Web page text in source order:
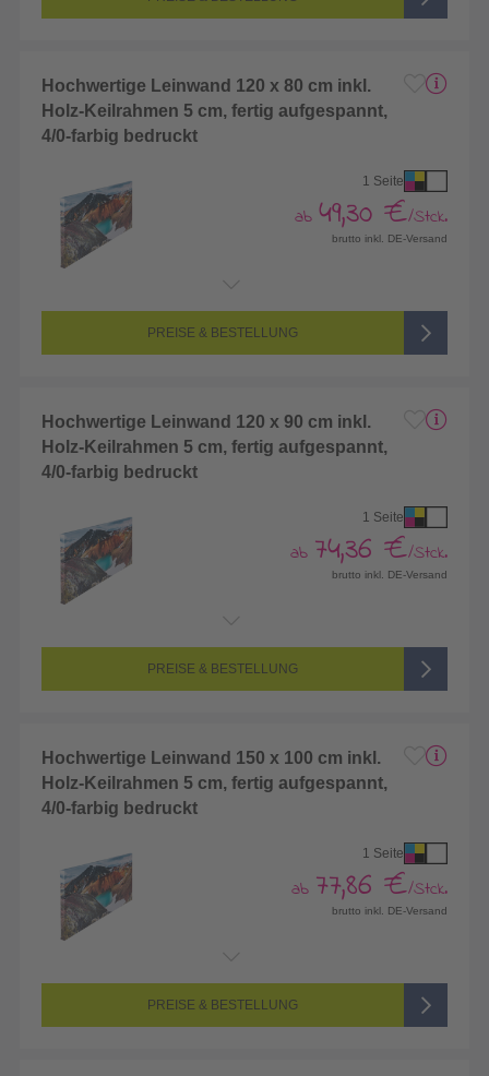
Hochwertige Leinwand 120 x 80 cm inkl.
Holz-Keilrahmen 5 cm, fertig aufgespannt,
4/0-farbig bedruckt
1 Seite
ab 49,30 €/Stck.
brutto inkl. DE-Versand
Seitenanzahl: 1-seitig (Vorderseite bedruckt, Rückseite unbedruckt)
4/0-farbig CMYK (vollfarbig bedruckt)
PREISE & BESTELLUNG
Hochwertige Leinwand 120 x 90 cm inkl.
Holz-Keilrahmen 5 cm, fertig aufgespannt,
4/0-farbig bedruckt
1 Seite
ab 74,36 €/Stck.
brutto inkl. DE-Versand
Seitenanzahl: 1-seitig (Vorderseite bedruckt, Rückseite unbedruckt)
4/0-farbig CMYK (vollfarbig bedruckt)
PREISE & BESTELLUNG
Hochwertige Leinwand 150 x 100 cm inkl.
Holz-Keilrahmen 5 cm, fertig aufgespannt,
4/0-farbig bedruckt
1 Seite
ab 77,86 €/Stck.
brutto inkl. DE-Versand
Seitenanzahl: 1-seitig (Vorderseite bedruckt, Rückseite unbedruckt)
4/0-farbig CMYK (vollfarbig bedruckt)
PREISE & BESTELLUNG